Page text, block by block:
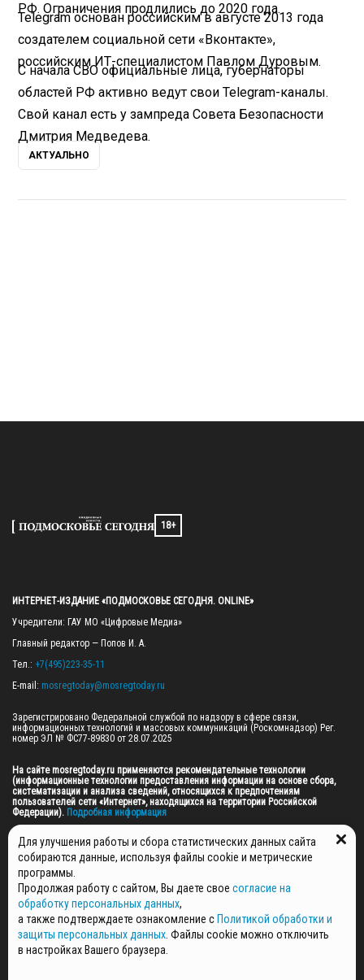
РФ. Ограничения продлились до 2020 года.
Telegram основан российским в августе 2013 года
создателем социальной сети «Вконтакте»,
российским ИТ-специалистом Павлом Дуровым.
С начала СВО официальные лица, губернаторы
областей РФ активно ведут свои Telegram-каналы.
Свой канал есть у зампреда Совета Безопасности
Дмитрия Медведева.
АКТУАЛЬНО
18+
ИНТЕРНЕТ-ИЗДАНИЕ «ПОДМОСКОВЬЕ СЕГОДНЯ. ONLINE»
Учредители: ГАУ МО «Цифровые Медиа»
Главный редактор — Попов И. А.
Тел.: +7(495)223-35-11
E-mail: mosregtoday@mosregtoday.ru
Зарегистрировано Федеральной службой по надзору в сфере связи,
информационных технологий и массовых коммуникаций (Роскомнадзор) Рег.
номер ЭЛ № ФС77-89830 от 28.07.2025
На сайте mosregtoday.ru применяются рекомендательные технологии
(информационные технологии предоставления информации на основе сбора,
систематизации и анализа сведений, относящихся к предпочтениям
пользователей сети «Интернет», находящихся на территории Российской
Федерации). Подробная информация
© 2026 ПРАВА НА ВСЕ МАТЕРИАЛЫ САЙТА ПРИНАДЛЕЖАТ ГАУ МО "ЦИФРОВЫЕ
МЕДИА" (ОГРН: 1255000059467).
ПОЛИТИКА ОБРАБОТКИ И ЗАЩИТЫ ПЕРСОНАЛЬНЫХ ДАННЫХ
НОВОСТИ
ГАЗЕТЫ
РЕКЛАМОДАТЕЛЯМ
Для улучшения работы и сбора статистических данных сайта
собираются данные, используя файлы cookie и метрические
программы.
Продолжая работу с сайтом, Вы даете свое согласие на
обработку персональных данных,
а также подтверждаете ознакомление с Политикой обработки и
защиты персональных данных . Файлы cookie можно отключить
в настройках Вашего браузера.